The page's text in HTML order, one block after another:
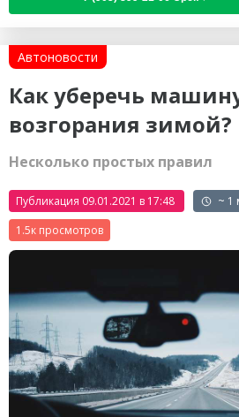
Автоновости
Как уберечь
возгорания зимой?
Несколько простых правил
Публикация 09.01.2021 в 17:48
~ 1
1.5к